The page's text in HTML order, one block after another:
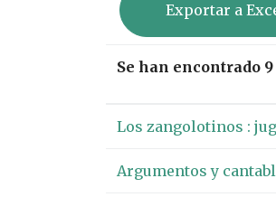
Exportar a
Se han encontrado
Los zangolotinos :
Argumentos y